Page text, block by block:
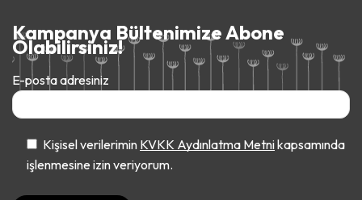
Kampanya Bültenimize Abone
Olabilirsiniz!
E-posta adresiniz
Kişisel verilerimin KVKK Aydınlatma Metnikapsamında
işlenmesine izin veriyorum.